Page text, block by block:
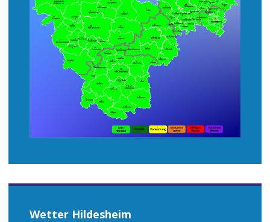
Wetter Hildesheim